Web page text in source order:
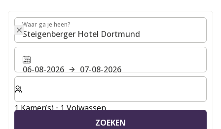
Waar ga je heen?
Waar ga je heen?
06-08-2026
07-08-2026
Selecteer het aantal kamers en gasten voor je verblijf
1 Kamer(s) ⋅ 1 Volwassen
ZOEKEN